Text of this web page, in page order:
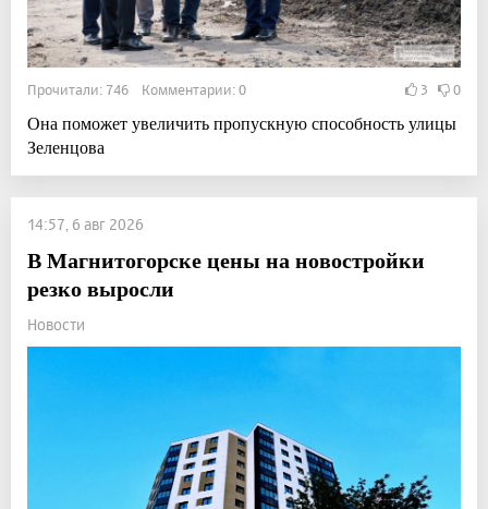
Прочитали: 746 Комментарии: 0 3 0
Она поможет увеличить пропускную способность улицы
Зеленцова
14:57, 6 авг 2026
В Магнитогорске цены на новостройки
резко выросли
Новости